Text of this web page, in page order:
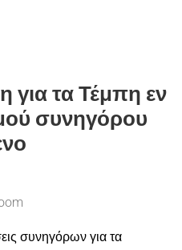
για τα Τέμπη εν
συνηγόρου
συνηγόρων για τα